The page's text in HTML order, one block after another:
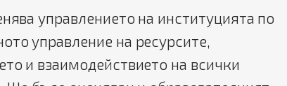
управлението на институцията по
управление на ресурсите,
и взаимодействието на всички